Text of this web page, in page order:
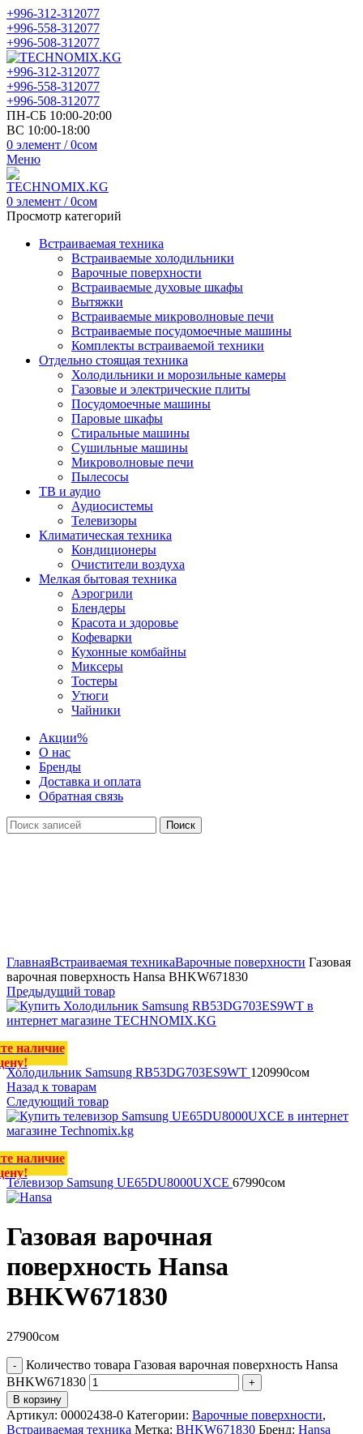
+996-312-312077
+996-558-312077
+996-508-312077
+996-312-312077
+996-558-312077
+996-508-312077
ПН-СБ 10:00-20:00
ВС 10:00-18:00
0 элемент / 0сом
Меню
0 элемент / 0сом
Просмотр категорий
Встраиваемая техника
Встраиваемые холодильники
Варочные поверхности
Встраиваемые духовые шкафы
Вытяжки
Встраиваемые микроволновые печи
Встраиваемые посудомоечные машины
Комплекты встраиваемой техники
Отдельно стоящая техника
Холодильники и морозильные камеры
Газовые и электрические плиты
Посудомоечные машины
Паровые шкафы
Стиральные машины
Сушильные машины
Микроволновые печи
Пылесосы
ТВ и аудио
Аудиосистемы
Телевизоры
Климатическая техника
Кондиционеры
Очистители воздуха
Мелкая бытовая техника
Аэрогрили
Блендеры
Красота и здоровье
Кофеварки
Кухонные комбайны
Миксеры
Тостеры
Утюги
Чайники
Акции%
О нас
Бренды
Доставка и оплата
Обратная связь
Поиск
ГлавнаяВстраиваемая техникаВарочные поверхности Газовая
варочная поверхность Hansa BHKW671830
Предыдущий товар
наличие
Холодильник Samsung RB53DG703ES9WT 120990сом
Назад к товарам
Следующий товар
наличие
Телевизор Samsung UE65DU8000UXCE 67990сом
Газовая варочная
поверхность Hansa
BHKW671830
27900сом
Количество товара Газовая варочная поверхность Hansa
BHKW671830
В корзину
Артикул: 00002438-0 Категории: Варочные поверхности,
Встраиваемая техника Метка: BHKW671830 Бренд: Hansa